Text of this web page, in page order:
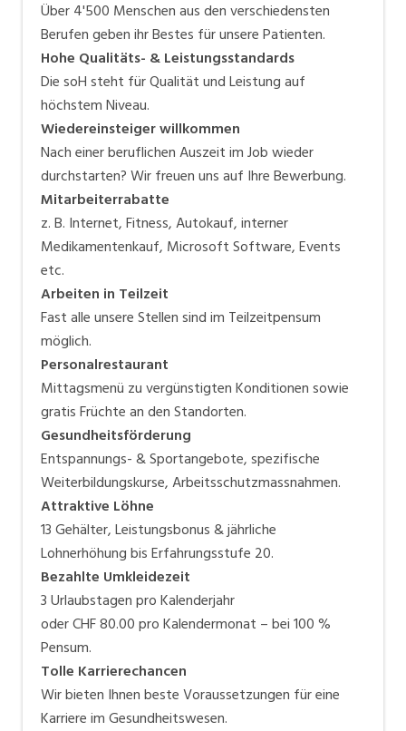
Über 4'500 Menschen aus den verschiedensten
Berufen geben ihr Bestes für unsere Patienten.
Hohe Qualitäts- & Leistungsstandards
Die soH steht für Qualität und Leistung auf
höchstem Niveau.
Wiedereinsteiger willkommen
Nach einer beruflichen Auszeit im Job wieder
durchstarten? Wir freuen uns auf Ihre Bewerbung.
Mitarbeiterrabatte
z. B. Internet, Fitness, Autokauf, interner
Medikamentenkauf, Microsoft Software, Events
etc.
Arbeiten in Teilzeit
Fast alle unsere Stellen sind im Teilzeitpensum
möglich.
Personalrestaurant
Mittagsmenü zu vergünstigten Konditionen sowie
gratis Früchte an den Standorten.
Gesundheitsförderung
Entspannungs- & Sportangebote, spezifische
Weiterbildungskurse, Arbeitsschutzmassnahmen.
Attraktive Löhne
13 Gehälter, Leistungsbonus & jährliche
Lohnerhöhung bis Erfahrungsstufe 20.
Bezahlte Umkleidezeit
3 Urlaubstagen pro Kalenderjahr
oder CHF 80.00 pro Kalendermonat – bei 100 %
Pensum.
Tolle Karrierechancen
Wir bieten Ihnen beste Voraussetzungen für eine
Karriere im Gesundheitswesen.